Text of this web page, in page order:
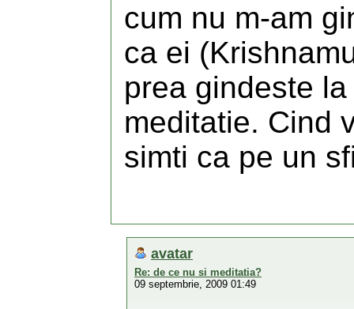
cum nu m-am
ca ei
prea gindeste
meditatie. Cind
simti ca pe un
avatar
Re: de ce nu si meditatia?
09 septembrie, 2009 01:49